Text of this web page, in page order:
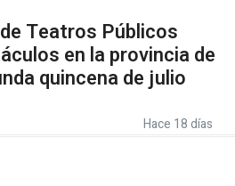
Teatros Públicos
en la provincia de
quincena de julio
Hace 18 días